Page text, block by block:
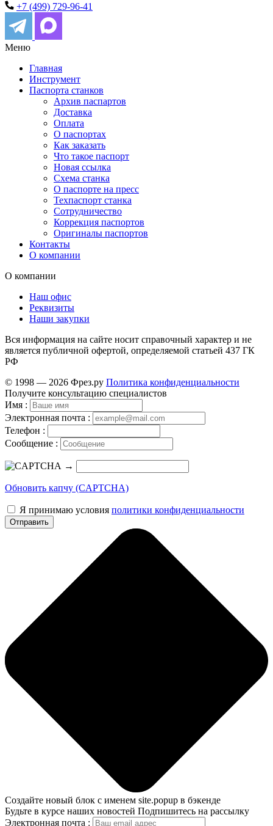
+7 (499) 729-96-41
Меню
Главная
Инструмент
Паспорта станков
Архив паспартов
Доставка
Оплата
О паспортах
Как заказать
Что такое паспорт
Новая ссылка
Схема станка
О паспорте на пресс
Техпаспорт станка
Сотрудничество
Коррекция паспортов
Оригиналы паспортов
Контакты
О компании
О компании
Наш офис
Реквизиты
Наши закупки
Вся информация на сайте носит справочный характер и не
является публичной офертой, определяемой статьей 437 ГК
РФ
© 1998 — 2026 Фрез.ру Политика конфиденциальности
Получите консультацию специалистов
Имя :
Электронная почта :
Телефон :
Сообщение :
→
Обновить капчу (CAPTCHA)
Я принимаю условия политики конфиденциальности
Отправить
Создайте новый блок с именем site.popup в бэкенде
Будьте в курсе наших новостей Подпишитесь на рассылку
Электронная почта :